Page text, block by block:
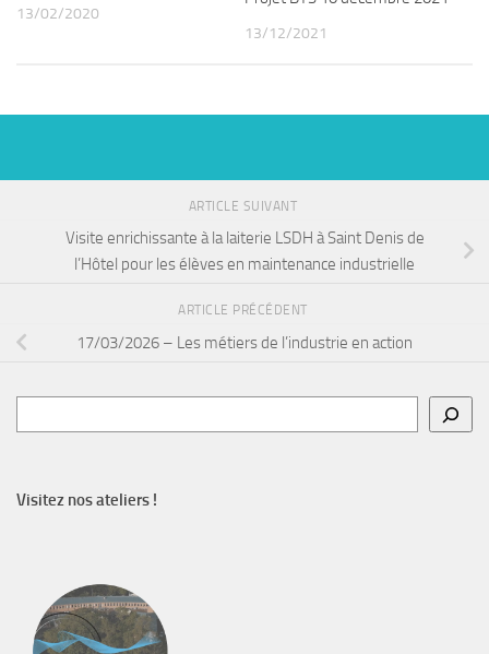
13/02/2020
13/12/2021
ARTICLE SUIVANT
Visite enrichissante à la laiterie LSDH à Saint Denis de
l’Hôtel pour les élèves en maintenance industrielle
ARTICLE PRÉCÉDENT
17/03/2026 – Les métiers de l’industrie en action
Visitez nos ateliers !